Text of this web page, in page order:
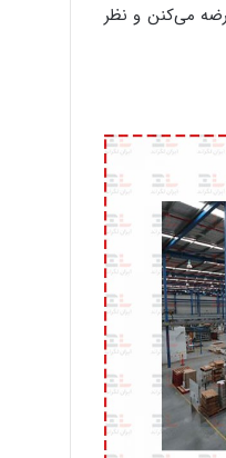
می‌کنن و نظر